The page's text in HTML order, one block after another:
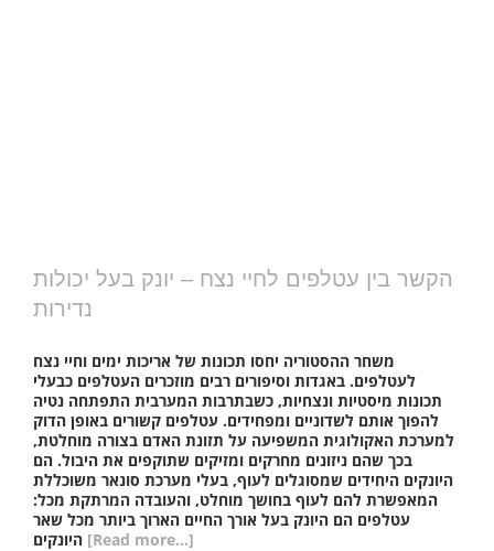
הקשר בין עטלפים לחיי נצח – יונק בעל יכולות
נדירות
משחר ההסטוריה יחסו תכונות של אריכות ימים וחיי נצח
לעטלפים. באגדות וסיפורים רבים מוזכרים העטלפים כבעלי
תכונות מיסטיות ונצחיות, כשבתרבות המערבית התפתחה נטיה
להפוך אותם לשדוניים ומפחידים. עטלפים קשורים באופן הדוק
למערכת האקולוגית המשפיעה על תזונת האדם בצורה מוחלטת,
בכך שהם ניזונים מחרקים ומזיקים שתוקפים את היבול. הם
היונקים היחידים שמסוגלים לעוף, בעלי מערכת סונאר משוכללת
המאפשרת להם לעוף בחושך מוחלט, והעובדה המרתקת מכל:
עטלפים הם היונק בעל אורך החיים הארוך ביותר מכל שאר
[Read more...]